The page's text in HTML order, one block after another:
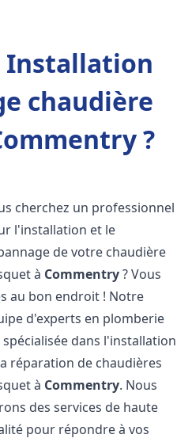
Installation
chaudière
?
cherchez un professionnel
l'installation et le
de votre chaudière
à Commentry? Vous
au bon endroit ! Notre
d'experts en plomberie
spécialisée dans l'installation
réparation de chaudières
à Commentry. Nous
des services de haute
pour répondre à vos